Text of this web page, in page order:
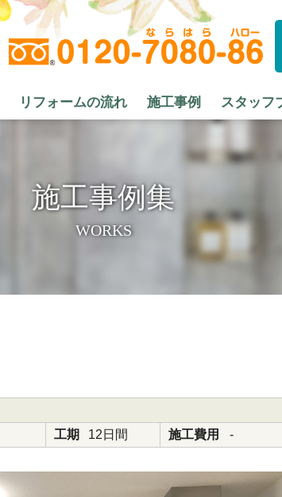
リフォームの流れ 施工事例 スタッフ
施工事例集
WORKS
工期 12日間 施工費用 -